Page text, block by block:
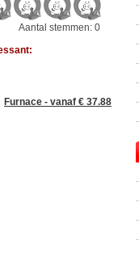
Aantal stemmen: 0
Furnace - vanaf € 37.88